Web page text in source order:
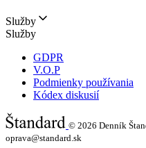
Služby
Služby
GDPR
V.O.P
Podmienky používania
Kódex diskusií
© 2026 Denník
oprava@standard.sk